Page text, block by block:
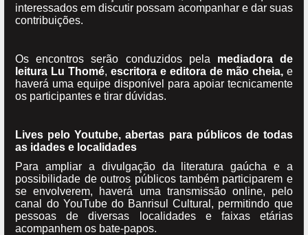
interessados em discutir possam acompanhar e dar suas
contribuições.
Os encontros serão conduzidos pela mediadora de
leitura Lu Thomé,escritora e editora de mão cheia,e
haverá uma equipe disponível para apoiar tecnicamente
os participantes e tirar dúvidas.
Lives pelo Youtube, abertas para públicos de todas
as idades e localidades
Para ampliar a divulgação da literatura gaúcha e a
possibilidade de outros públicos também participarem e
se envolverem, haverá uma transmissão online, pelo
canal do YouTube do Banrisul Cultural, permitindo que
pessoas de diversas localidades e faixas etárias
acompanhem os bate-papos.